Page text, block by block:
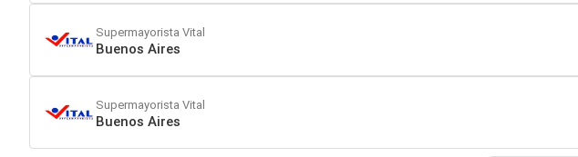
Supermayorista Vital
Buenos Aires
Supermayorista Vital
Buenos Aires